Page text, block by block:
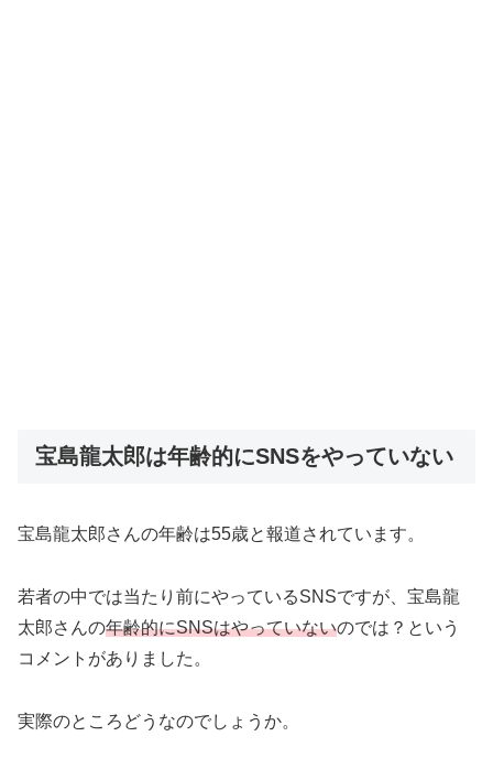
宝島龍太郎は年齢的にSNSをやっていない
宝島龍太郎さんの年齢は55歳と報道されています。
若者の中では当たり前にやっているSNSですが、宝島龍
太郎さんの年齢的にSNSはやっていないのでは？という
コメントがありました。
実際のところどうなのでしょうか。